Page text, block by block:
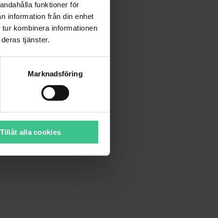
funktioner för
information från din enhet
kombinera informationen
tjänster.
Marknadsföring
Tillåt alla cookies